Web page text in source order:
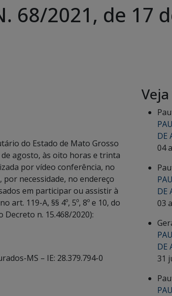
68/2021, de 17
do Estado de Mato Grosso
agosto, às oito horas e trinta
por vídeo conferência, no
necessidade, no endereço
em participar ou assistir à
119-A, §§ 4º, 5º, 8º e 10, do
n. 15.468/2020):
MS – IE: 28.379.794-0
DE
04
DE
03
DE
31